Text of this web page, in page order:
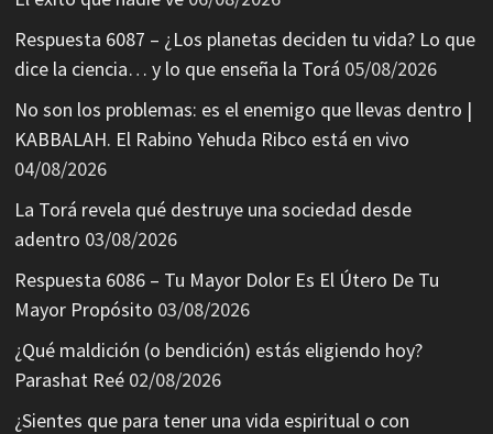
Respuesta 6087 – ¿Los planetas deciden tu vida? Lo que
dice la ciencia… y lo que enseña la Torá 05/08/2026
No son los problemas: es el enemigo que llevas dentro |
KABBALAH. El Rabino Yehuda Ribco está en vivo
04/08/2026
La Torá revela qué destruye una sociedad desde
adentro 03/08/2026
Respuesta 6086 – Tu Mayor Dolor Es El Útero De Tu
Mayor Propósito 03/08/2026
¿Qué maldición (o bendición) estás eligiendo hoy?
Parashat Reé 02/08/2026
¿Sientes que para tener una vida espiritual o con